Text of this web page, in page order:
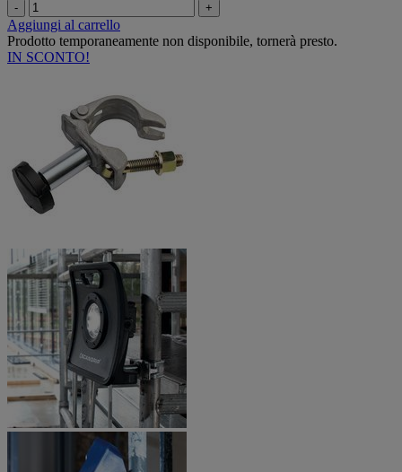
- +
Aggiungi al carrello
Prodotto temporaneamente non disponibile, tornerà presto.
IN SCONTO!